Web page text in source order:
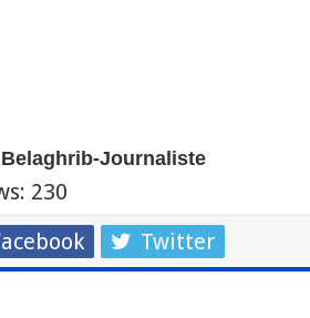
Journaliste
230
Twitter